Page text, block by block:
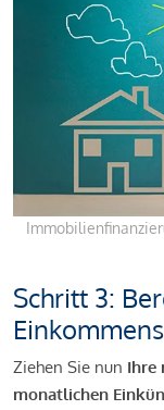
Schritt 3:
Einkommens
Ziehen Sie nun Ihre
monatlichen